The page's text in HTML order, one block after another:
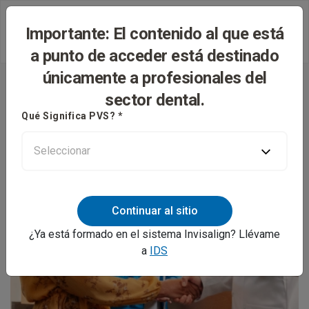
Importante: El contenido al que está
a punto de acceder está destinado
únicamente a profesionales del
sector dental.
Qué Significa PVS? *
Continuar al sitio
¿Ya está formado en el sistema Invisalign? Llévame
a IDS